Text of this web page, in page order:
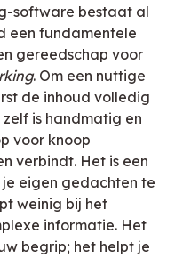
software bestaat al
een fundamentele
gereedschap voor
. Om een nuttige
de inhoud volledig
is handmatig en
voor knoop
verbindt. Het is een
eigen gedachten te
weinig bij het
informatie. Het
begrip; het helpt je